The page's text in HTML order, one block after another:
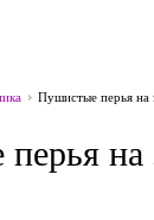
Пушистые перья на
на